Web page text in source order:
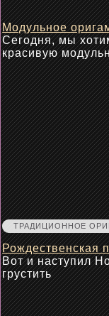
Модульное
Сегодня, мы
красивую
ТРАДИЦИОННОЕ
Рождественская
Вот и наступил
грустить